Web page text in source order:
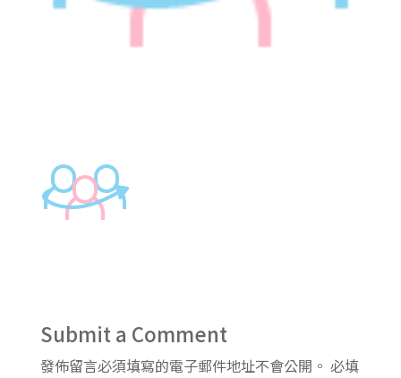
Submit a Comment
發佈留言必須填寫的電子郵件地址不會公開。 必填